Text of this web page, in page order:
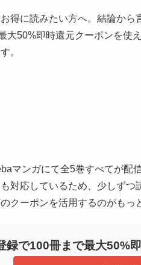
得に読みたい方へ。結論か
大50%即時還元クーポンを使
。
マンガにて全5巻すべてが
対応しているため、少しずつ
クーポンを活用するのがもっ
録で100冊まで最大50%